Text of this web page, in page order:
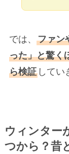
では、 ファン
った」と驚く
ら検証してい
ウィンター
つから？昔